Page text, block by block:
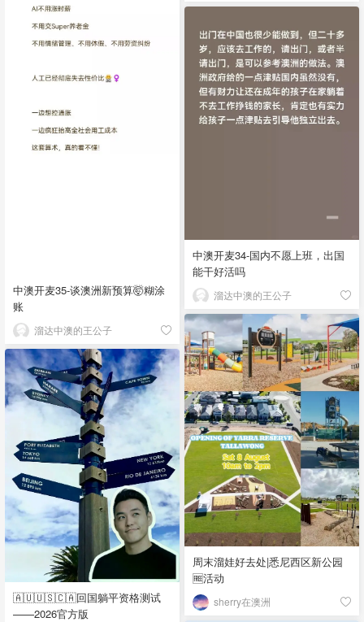
中澳开麦35-谈澳洲新预算🤯糊涂
账
溜达中澳的王公子
中澳开麦34-国内不愿上班，出国
能干好活吗
溜达中澳的王公子
周末溜娃好去处|悉尼西区新公园
🆓活动
sherry在澳洲
🇦🇺🇺🇸🇨🇦回国躺平资格测试
——2026官方版